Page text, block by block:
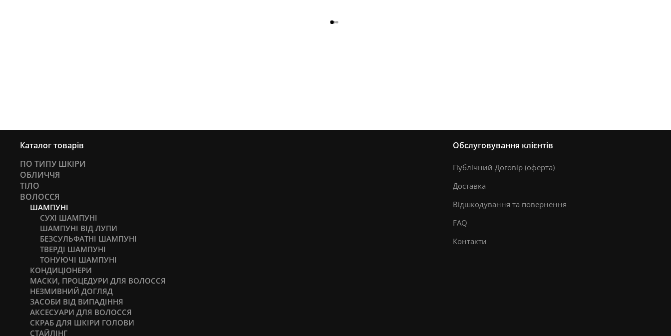
Каталог товарів
ПО ТИПУ ШКІРИ
ОБЛИЧЧЯ
ТІЛО
ВОЛОССЯ
ШАМПУНІ
СУХІ ШАМПУНІ
ШАМПУНІ ВІД ЛУПИ
БЕЗСУЛЬФАТНІ ШАМПУНІ
ТВЕРДІ ШАМПУНІ
ТОНУЮЧІ ШАМПУНІ
КОНДИЦІОНЕРИ
МАСКИ, ПРОЦЕДУРИ ДЛЯ ВОЛОССЯ
НЕЗМИВНИЙ ДОГЛЯД
ЗАСОБИ ВІД ВИПАДІННЯ
АКСЕСУАРИ ДЛЯ ВОЛОССЯ
СКРАБ ДЛЯ ШКІРИ ГОЛОВИ
СТАЙЛІНГ
Обслуговування клієнтів
Публічний Договір (оферта)
Доставка
Відшкодування та повернення
FAQ
Контакти